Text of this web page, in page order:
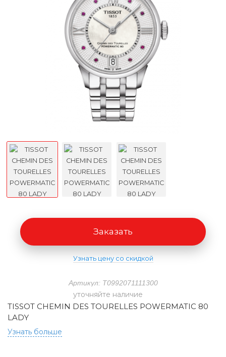
Артикул: T0992071111300
уточняйте наличие
TISSOT CHEMIN DES TOURELLES POWERMATIC 80
LADY
Узнать больше
Заказать
Узнать цену со скидкой